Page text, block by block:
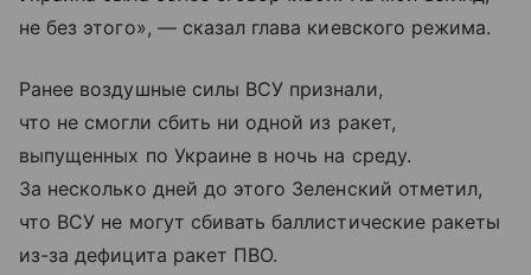
не без этого», — сказал глава киевского режима.
Ранее воздушные силы ВСУ признали,
что не смогли сбить ни одной из ракет,
выпущенных по Украине в ночь на среду.
За несколько дней до этого Зеленский отметил,
что ВСУ не могут сбивать баллистические ракеты
из-за дефицита ракет ПВО.